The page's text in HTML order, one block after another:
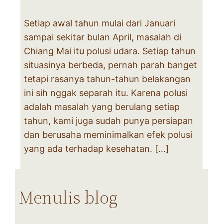
Setiap awal tahun mulai dari Januari
sampai sekitar bulan April, masalah di
Chiang Mai itu polusi udara. Setiap tahun
situasinya berbeda, pernah parah banget
tetapi rasanya tahun-tahun belakangan
ini sih nggak separah itu. Karena polusi
adalah masalah yang berulang setiap
tahun, kami juga sudah punya persiapan
dan berusaha meminimalkan efek polusi
yang ada terhadap kesehatan. […]
Menulis blog